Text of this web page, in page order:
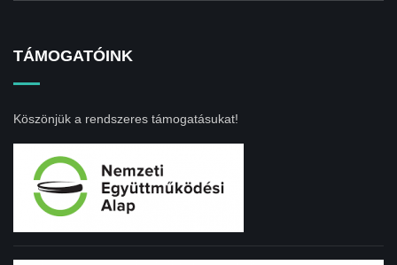
TÁMOGATÓINK
Köszönjük a rendszeres támogatásukat!